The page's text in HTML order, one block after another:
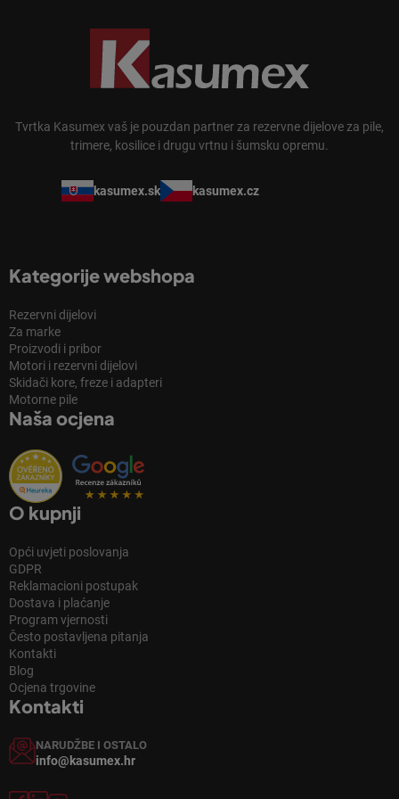
Tvrtka Kasumex vaš je pouzdan partner za rezervne dijelove za pile,
trimere, kosilice i drugu vrtnu i šumsku opremu.
kasumex.sk kasumex.cz
Kategorije webshopa
Rezervni dijelovi
Za marke
Proizvodi i pribor
Motori i rezervni dijelovi
Skidači kore, freze i adapteri
Motorne pile
Naša ocjena
O kupnji
Opći uvjeti poslovanja
GDPR
Reklamacioni postupak
Dostava i plaćanje
Program vjernosti
Često postavljena pitanja
Kontakti
Blog
Ocjena trgovine
Kontakti
NARUDŽBE I OSTALO
info@kasumex.hr